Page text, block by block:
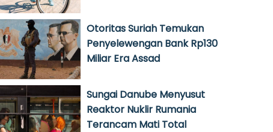
Otoritas Suriah Temukan
Penyelewengan Bank Rp130
Miliar Era Assad
Sungai Danube Menyusut
Reaktor Nuklir Rumania
Terancam Mati Total